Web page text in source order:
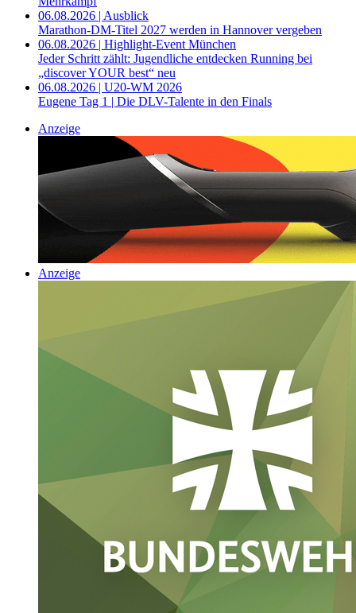
06.08.2026 | Ausblick
Marathon-DM-Titel 2027 werden in Hannover vergeben
06.08.2026 | Highlight-Event München
Jeder Schritt zählt: Jugendliche entdecken Running bei
„discover YOUR best“ neu
06.08.2026 | U20-WM 2026
Eugene Tag 1 | Die DLV-Talente in den Finals
Anzeige
Anzeige